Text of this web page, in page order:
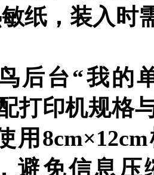
纸，装入时
后台“我的
打印机规格
用
避免信息